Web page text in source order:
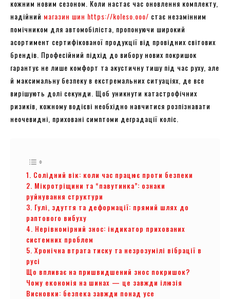
кожним новим сезоном. Коли настає час оновлення комплекту,
надійний магазин шин https://koleso.ooo/ стає незамінним
помічником для автомобіліста, пропонуючи широкий
асортимент сертифікованої продукції від провідних світових
брендів. Професійний підхід до вибору нових покришок
гарантує не лише комфорт та акустичну тишу під час руху, але
й максимальну безпеку в екстремальних ситуаціях, де все
вирішують долі секунди. Щоб уникнути катастрофічних
ризиків, кожному водієві необхідно навчитися розпізнавати
неочевидні, приховані симптоми деградації коліс.
1. Солідний вік: коли час працює проти безпеки
2. Мікротріщини та “павутинка”: ознаки
руйнування структури
3. Гулі, здуття та деформації: прямий шлях до
раптового вибуху
4. Нерівномірний знос: індикатор прихованих
системних проблем
5. Хронічна втрата тиску та незрозумілі вібрації в
русі
Що впливає на пришвидшений знос покришок?
Чому економія на шинах — це завжди ілюзія
Висновки: безпека завжди понад усе